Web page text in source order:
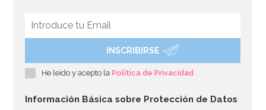
Platos Noche de Miedo Halloween 18cm
INSCRIBIRSE
He leído y acepto laPolítica de Privacidad
Información Básica sobre Protección de Datos